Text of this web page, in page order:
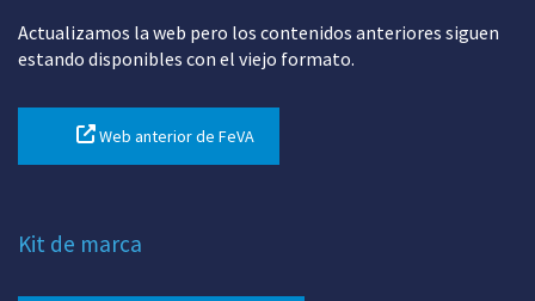
Actualizamos la web pero los contenidos anteriores siguen
estando disponibles con el viejo formato.
Web anterior de FeVA
Kit de marca